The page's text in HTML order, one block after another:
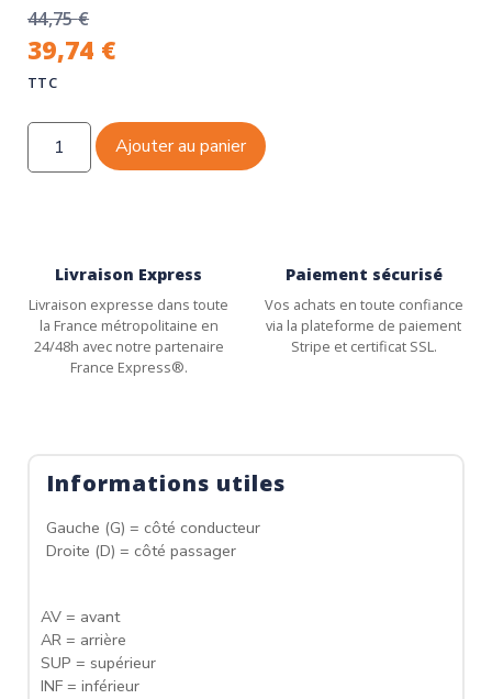
44,75€
39,74 €
TTC
Ajouter au panier
Livraison Express
Livraison expresse dans toute
la France métropolitaine en
24/48h avec notre partenaire
France Express®.
Paiement sécurisé
Vos achats en toute confiance
via la plateforme de paiement
Stripe et certificat SSL.
Informations utiles
Gauche (G) = côté conducteur
Droite (D) = côté passager
AV = avant
AR = arrière
SUP = supérieur
INF = inférieur